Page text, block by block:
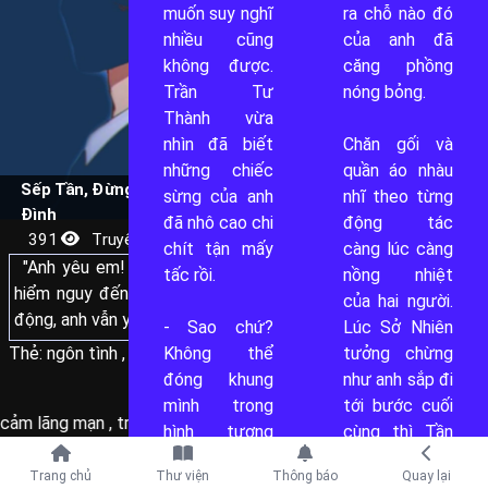
Tiếp tục với
ĐỌC
Sếp Tần, Đừng Kiêu Ngạo Như Vậy! (Quyển cuối) - Lan
Đình
391
Truyện dài - hết
... thêm
"Anh yêu em! Từ những ngày xa xôi nơi biên giới tràn đầy
hiểm nguy đến những tháng năm cô đơn nơi phồn hoa náo
động, anh vẫn yêu em!"
Một buổi sáng nào đó...
- Phóng viên Sở à, hình như em đang dùng lạt mềm để buộc
cho chặt thì phải?
Thẻ: ngôn tình , lãng mạn,HE sạch-sủng- sắc
lãng mạn ,trinh thám review truyện hiện đại tích cực
muốn suy nghĩ
nhiều cũng
không được.
Trần Tư
Thành vừa
nhìn đã biết
những chiếc
sừng của anh
đã nhô cao chi
chít tận mấy
tấc rồi.
- Sao chứ?
Không thể
đóng khung
mình trong
hình tượng
người đàn ông
điềm đạm ôn
ra chỗ nào đó
của anh đã
căng phồng
nóng bỏng.
Chăn gối và
quần áo nhàu
nhĩ theo từng
động tác
càng lúc càng
nồng nhiệt
của hai người.
Lúc Sở Nhiên
tưởng chừng
như anh sắp đi
tới bước cuối
cùng thì Tần
Tranh đột
nhiên rời khỏi
Trang chủ Thư viện Thông báo Quay lại